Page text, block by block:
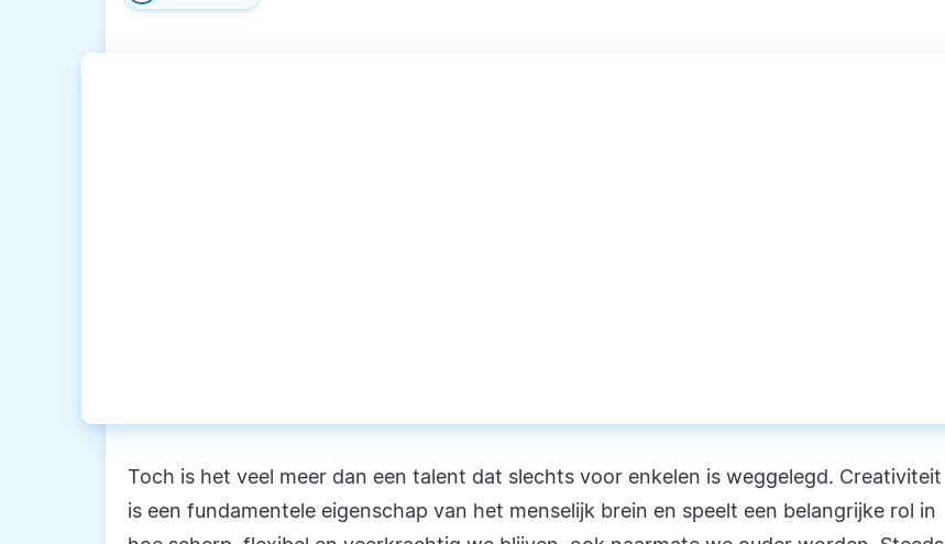
Toch is het veel meer dan een talent dat slechts voor enkelen is weggelegd. Creativiteit
is een fundamentele eigenschap van het menselijk brein en speelt een belangrijke rol in